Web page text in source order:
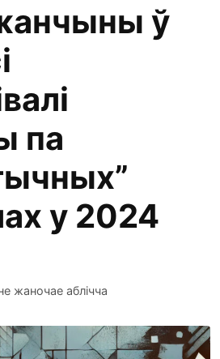
ў
па
у 2024
жаночае аблічча